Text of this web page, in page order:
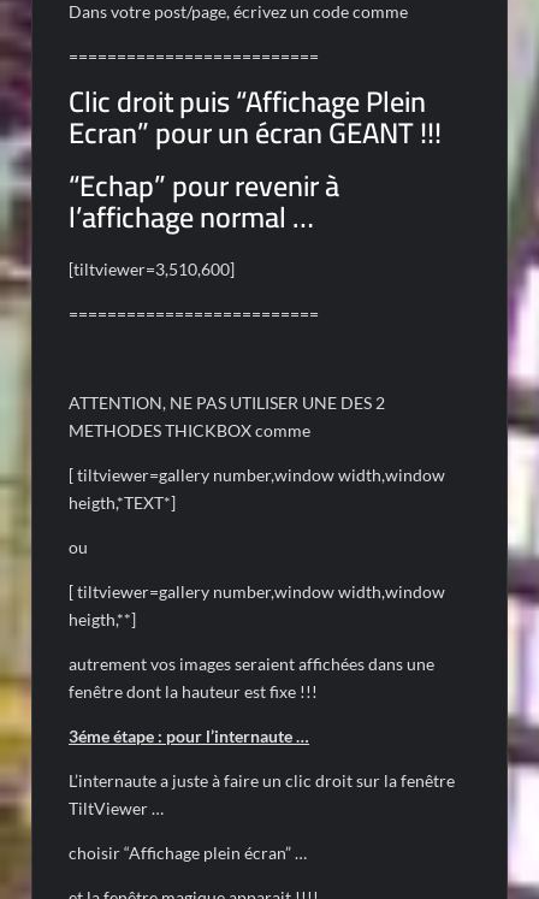
Dans votre post/page, écrivez un code comme
==========================
Clic droit puis “Affichage Plein
Ecran” pour un écran GEANT !!!
“Echap” pour revenir à
l’affichage normal …
[tiltviewer=3,510,600]
==========================
ATTENTION, NE PAS UTILISER UNE DES 2
METHODES THICKBOX comme
[ tiltviewer=gallery number,window width,window
heigth,*TEXT*]
ou
[ tiltviewer=gallery number,window width,window
heigth,**]
autrement vos images seraient affichées dans une
fenêtre dont la hauteur est fixe !!!
3éme étape : pour l’internaute …
L’internaute a juste à faire un clic droit sur la fenêtre
TiltViewer …
choisir “Affichage plein écran” …